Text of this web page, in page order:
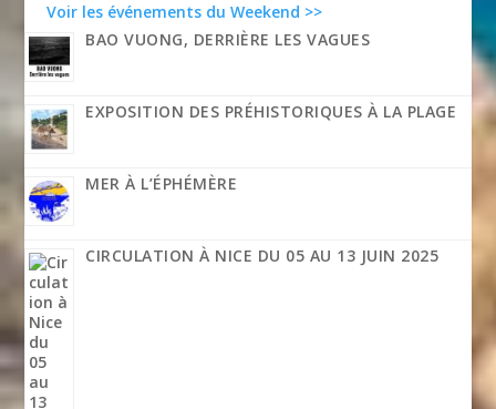
Voir les événements du Weekend >>
BAO VUONG, DERRIÈRE LES VAGUES
EXPOSITION DES PRÉHISTORIQUES À LA PLAGE
MER À L’ÉPHÉMÈRE
CIRCULATION À NICE DU 05 AU 13 JUIN 2025